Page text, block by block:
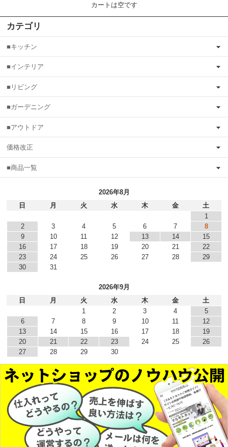
カートは空です
カテゴリ
■キッチン
■インテリア
■リビング
■ガーデニング
■アウトドア
価格改正
■商品一覧
2026年8月
日
月 火 水 木 金
土
1
2
3 4 5 6 7
8
9
10 11 12 13 14
15
16
17 18 19 20 21
22
23
24 25 26 27 28
29
30
31
2026年9月
日
月 火 水 木 金
土
1
2 3 4
5
6
7 8 9 10 11
12
13
14 15 16 17 18
19
20
21 22 23 24 25
26
27
28 29 30